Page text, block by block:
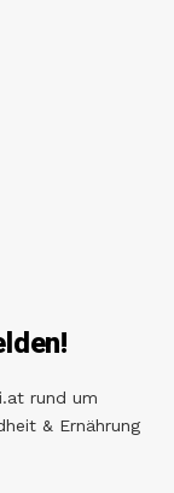
rund um
& Ernährung